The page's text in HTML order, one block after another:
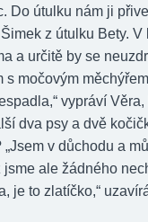
Do útulku nám ji
z útulku Bety. V
a určitě by se
s močovým
vypráví Věra,
dva psy a dvě
„Jsem v důchodu a
jsme ale žádného
je to zlatíčko,“